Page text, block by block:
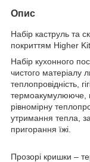
Опис
Набір каструль та
покриттям Higher
Набір кухонного
чистого матеріалу
теплопровідність,
термоакумулююче,
рівномірну
утримання тепла,
пригорання їжі.
Прозорі кришки –